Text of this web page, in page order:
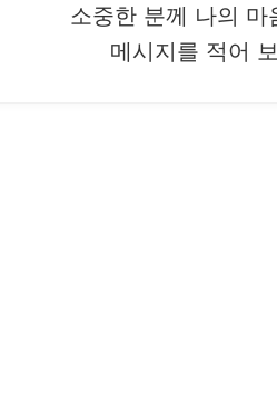
소중한 분께 나의 마
메시지를 적어